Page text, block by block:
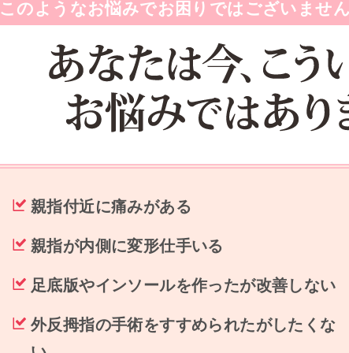
このようなお悩みでお困りではございませ
親指付近に痛みがある
親指が内側に変形仕手いる
足底版やインソールを作ったが改善しない
外反拇指の手術をすすめられたがしたくな